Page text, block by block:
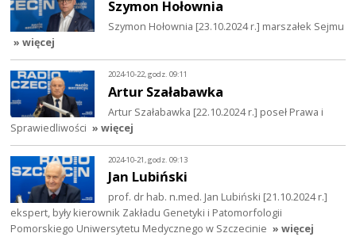
Szymon Hołownia
Szymon Hołownia [23.10.2024 r.] marszałek Sejmu
» więcej
2024-10-22, godz. 09:11
Artur Szałabawka
Artur Szałabawka [22.10.2024 r.] poseł Prawa i
Sprawiedliwości » więcej
2024-10-21, godz. 09:13
Jan Lubiński
prof. dr hab. n.med. Jan Lubiński [21.10.2024 r.]
ekspert, były kierownik Zakładu Genetyki i Patomorfologii
Pomorskiego Uniwersytetu Medycznego w Szczecinie » więcej